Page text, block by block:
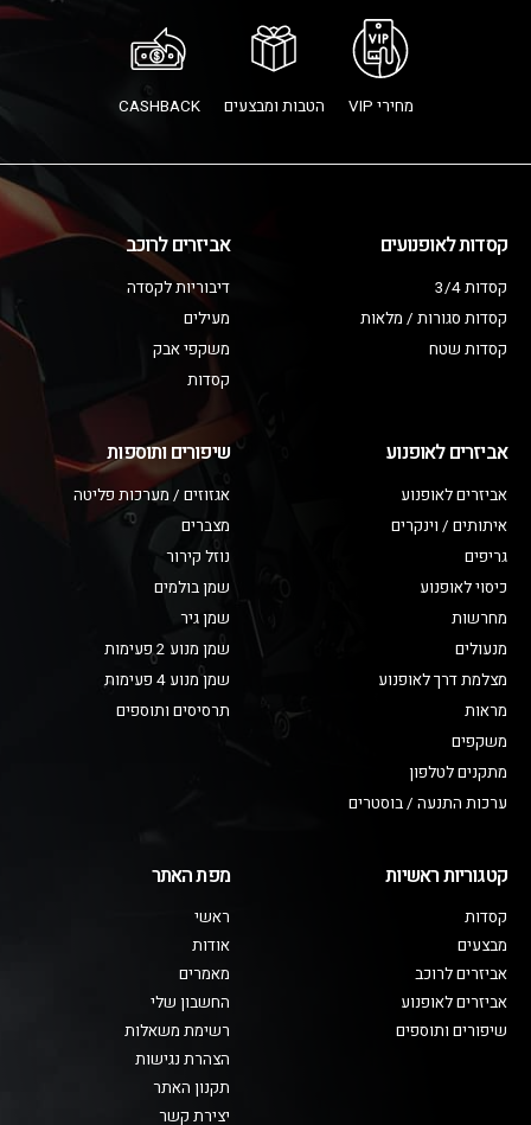
מחירי VIP הטבות ומבצעים CASHBACK
קסדות לאופנועים
קסדות 3/4
קסדות סגורות / מלאות
קסדות שטח
אביזרים לרוכב
דיבוריות לקסדה
מעילים
משקפי אבק
קסדות
אביזרים לאופנוע
אביזרים לאופנוע
איתותים / וינקרים
גריפים
כיסוי לאופנוע
מחרשות
מנעולים
מצלמת דרך לאופנוע
מראות
משקפים
מתקנים לטלפון
ערכות התנעה / בוסטרים
שיפורים ותוספות
אגזוזים / מערכות פליטה
מצברים
נוזל קירור
שמן בולמים
שמן גיר
שמן מנוע 2 פעימות
שמן מנוע 4 פעימות
תרסיסים ותוספים
קטגוריות ראשיות
קסדות
מבצעים
אביזרים לרוכב
אביזרים לאופנוע
שיפורים ותוספים
מפת האתר
ראשי
אודות
מאמרים
החשבון שלי
רשימת משאלות
הצהרת נגישות
תקנון האתר
יצירת קשר